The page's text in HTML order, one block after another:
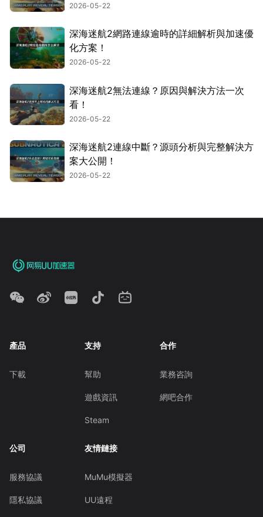
2026-05-22
深海迷航2網路連線逾時的詳細解析與加速優
化方案！
2026-05-22
深海迷航2無法連線？原因與解決方法一次
看！
2026-05-22
深海迷航2連線中斷？源頭分析與完整解決方
案大公開！
2026-05-22
產品
下載
支持
幫助
遊戲資訊
Steam
合作
業務咨詢
網吧合作
公司
服務協議
隱私協議
友情鏈接
MuMu模擬器
UU遠程